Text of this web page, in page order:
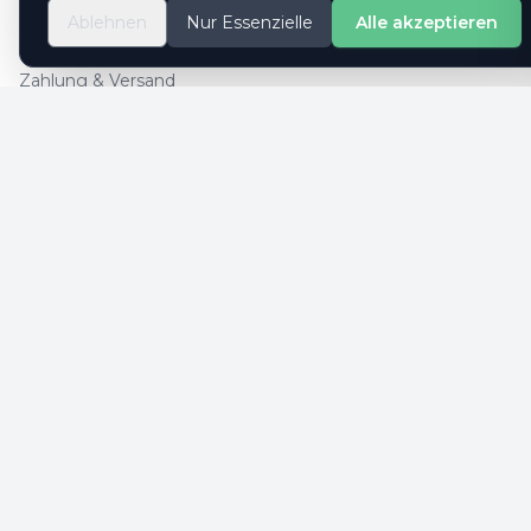
So geht es
Kontaktformular
Zahlung & Versand
Ablehnen Nur Essenzielle Alle akzeptieren